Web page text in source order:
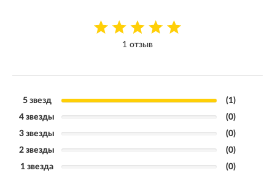
1 отзыв
5 звезд
(1)
4 звезды
(0)
3 звезды
(0)
2 звезды
(0)
1 звезда
(0)